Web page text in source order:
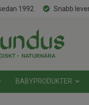
1992 Snabb
BABYPRODUKTER